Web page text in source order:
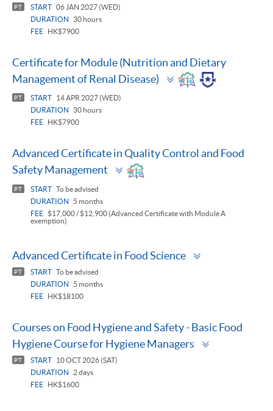
PT START 06 JAN 2027 (WED)
DURATION
30 hours
FEE
HK$7900
Certificate for Module (Nutrition and Dietary
Management of Renal Disease)
Toggle
panel
PT START
14 APR 2027 (WED)
DURATION
30 hours
FEE
HK$7900
Advanced Certificate in Quality Control and Food
Safety Management
Toggle
panel
PT START To be advised
DURATION
5 months
FEE $17,000 / $12,900 (Advanced Certificate with Module A
exemption)
Advanced Certificate in Food Science
PT START To be advised
DURATION
5 months
FEE
HK$18100
Courses on Food Hygiene and Safety - Basic Food
Hygiene Course for Hygiene Managers
PT START
10 OCT 2026 (SAT)
DURATION
2 days
FEE
HK$1600